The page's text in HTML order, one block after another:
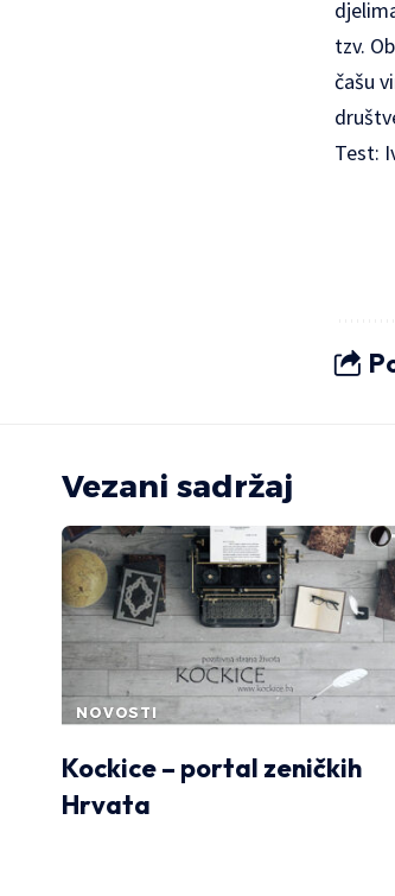
tzv.
čašu
Test:
Vezani sadržaj
NOVOSTI
Kockice – portal zeničkih
Hrvata